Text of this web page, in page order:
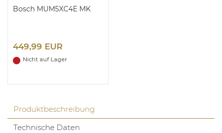
Bosch MUM5XC4E MK
449,99 EUR
Nicht auf Lager
Produktbeschreibung
Technische Daten